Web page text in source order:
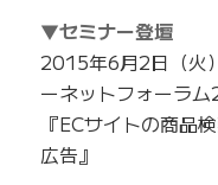
▼セミナー登壇
2015年6月2日（火
ーネットフォーラ
『ECサイトの商品
広告』